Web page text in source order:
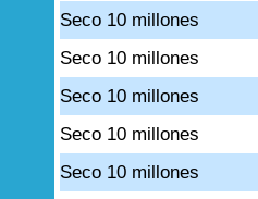
Seco 10 millones
Seco 10 millones
Seco 10 millones
Seco 10 millones
Seco 10 millones